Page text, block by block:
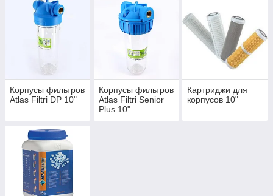
Корпусы фильтров
Atlas Filtri DP 10"
Корпусы фильтров
Atlas Filtri Senior
Plus 10"
Картриджи для
корпусов 10"